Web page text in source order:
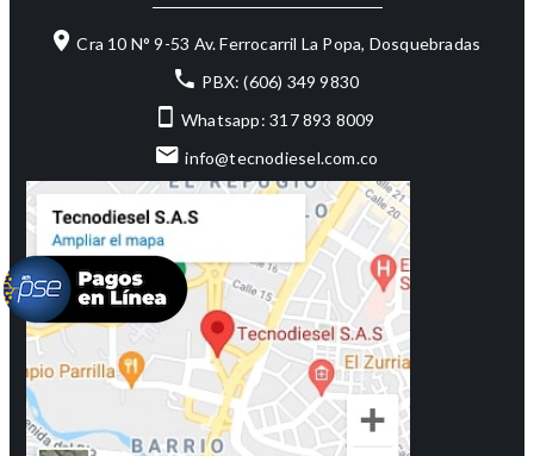
Cra 10 N° 9-53 Av. Ferrocarril La Popa, Dosquebradas
PBX: (606) 349 9830
Whatsapp: 317 893 8009
info@tecnodiesel.com.co